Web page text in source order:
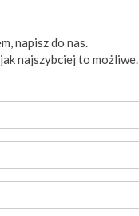
napisz do nas.
najszybciej to możliwe.